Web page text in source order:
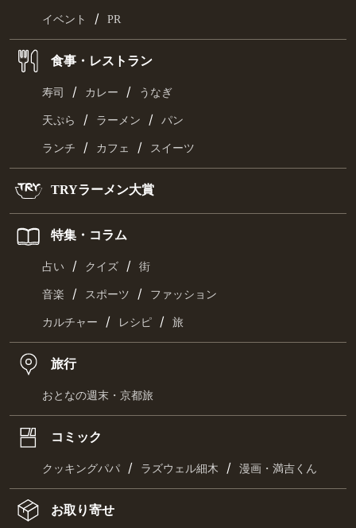
イベント / PR
食事・レストラン
寿司 / カレー / うなぎ
天ぷら / ラーメン / パン
ランチ / カフェ / スイーツ
TRYラーメン大賞
特集・コラム
占い / クイズ / 街
音楽 / スポーツ / ファッション
カルチャー / レシピ / 旅
旅行
おとなの週末・京都旅
コミック
クッキングパパ / ラズウェル細木 / 漫画・満吉くん
お取り寄せ